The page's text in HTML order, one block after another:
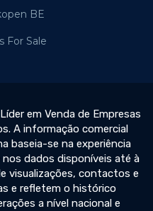
BE
For Sale
em Venda de Empresas
A informação comercial
baseia-se na experiência
nos dados disponíveis até à
visualizações, contactos e
e refletem o histórico
a nível nacional e